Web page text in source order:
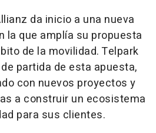
da inicio a una nueva
la que amplía su propuesta
de la movilidad. Telpark
partida de esta apuesta,
con nuevos proyectos y
a construir un ecosistema
para sus clientes.